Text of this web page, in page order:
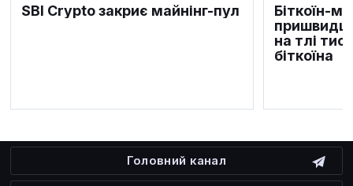
SBI Crypto закриє майнінг-пул
Біткоїн-
на тлі
біткоїна
Головний канал